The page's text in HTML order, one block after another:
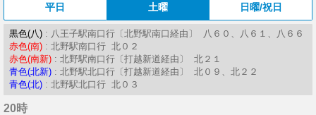
平日 土曜 日曜/祝日
黒色(八) : 八王子駅南口行〔北野駅南口経由〕 八６０、八６１、八６６
赤色(南) : 北野駅南口行 北０２
赤色(南新) : 北野駅南口行〔打越新道経由〕 北２１
青色(北新) : 北野駅北口行〔打越新道経由〕 北０９、北２２
青色(北) : 北野駅北口行 北０３
20時